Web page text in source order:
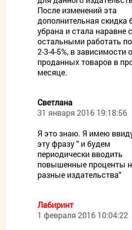
После изменений эта
дополнительная скидка
убрана и стала наравне с
остальными работать
2-3-4-5%, в зависимости
проданных товаров в
месяце.
Светлана
31 января 2016 19:18:56
Я это знаю. Я имею
эту фразу " и будем
периодически вводить
повышенные проценты
разные издательства"
Лабиринт
1 февраля 2016 10:04:22